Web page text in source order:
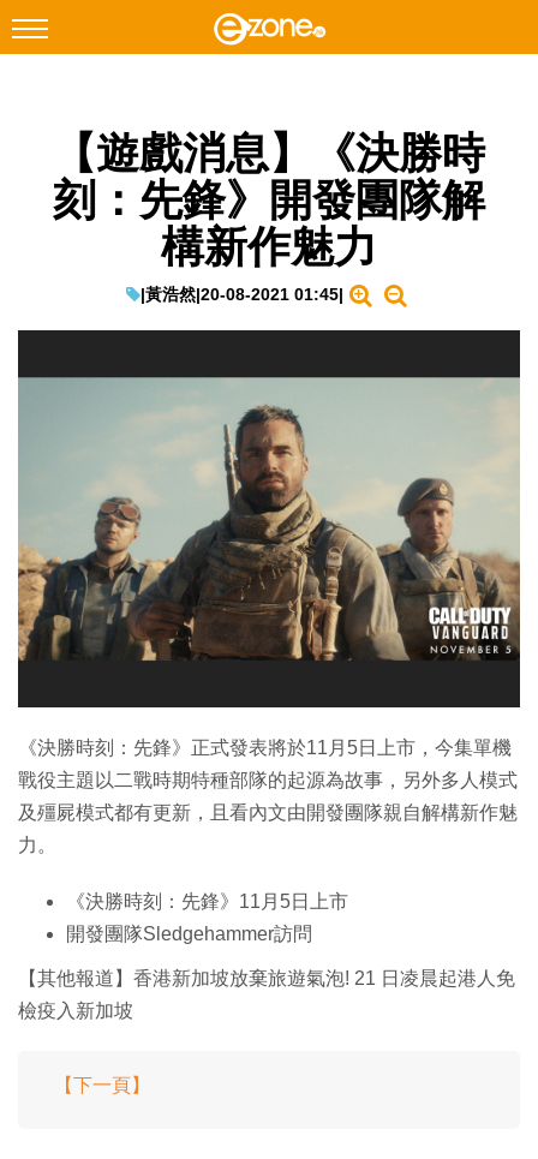
Facebook Instagram
科技焦點
教學評測
EduTech
Enterprise Digital Transformation
特集
【遊戲消息】《決勝時
刻：先鋒》開發團隊解
構新作魅力
|黃浩然|20-08-2021 01:45|
《決勝時刻：先鋒》正式發表將於11月5日上市，今集單機
戰役主題以二戰時期特種部隊的起源為故事，另外多人模式
及殭屍模式都有更新，且看內文由開發團隊親自解構新作魅
力。
《決勝時刻：先鋒》11月5日上市
開發團隊Sledgehammer訪問
【其他報道】香港新加坡放棄旅遊氣泡! 21 日凌晨起港人免
檢疫入新加坡
【下一頁】